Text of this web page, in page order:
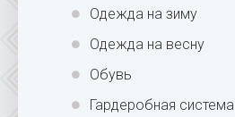
Одежда на зиму
Одежда на весну
Обувь
Гардеробная система